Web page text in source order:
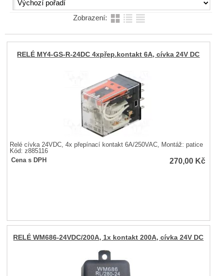
Zobrazení:
RELÉ MY4-GS-R-24DC 4xpřep.kontakt 6A, cívka 24V DC
Relé cívka 24VDC, 4x přepínací kontakt 6A/250VAC, Montáž: patice
Kód: z885116
Cena s DPH
270,00 Kč
RELÉ WM686-24VDC/200A, 1x kontakt 200A, cívka 24V DC